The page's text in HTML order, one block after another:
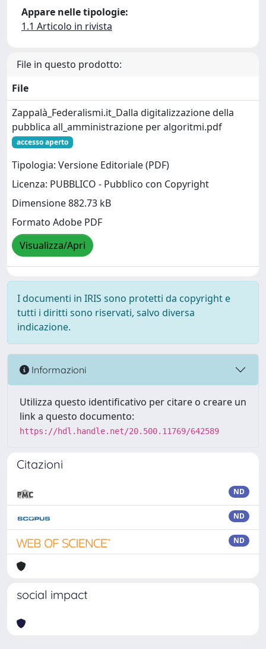
Appare nelle tipologie:
1.1 Articolo in rivista
File in questo prodotto:
File
Zappalà_Federalismi.it_Dalla digitalizzazione della
pubblica all_amministrazione per algoritmi.pdf
accesso aperto
Tipologia: Versione Editoriale (PDF)
Licenza: PUBBLICO - Pubblico con Copyright
Dimensione 882.73 kB
Formato Adobe PDF
Visualizza/Apri
I documenti in IRIS sono protetti da copyright e
tutti i diritti sono riservati, salvo diversa
indicazione.
Informazioni
Utilizza questo identificativo per citare o creare un
link a questo documento:
https://hdl.handle.net/20.500.11769/642589
Citazioni
ND
ND
ND
social impact